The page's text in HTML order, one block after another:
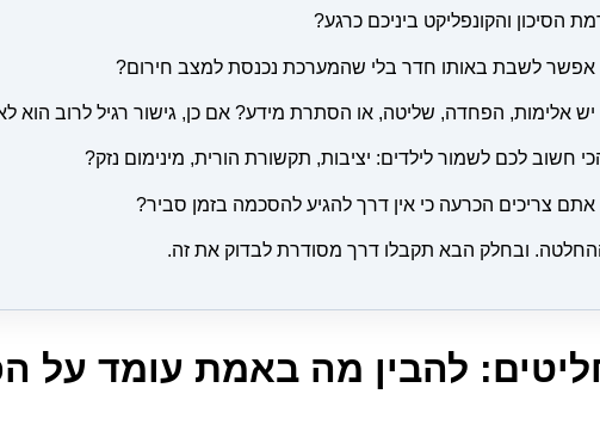
הסיכון והקונפליקט ביניכם כרגע?
לשבת באותו חדר בלי שהמערכת נכנסת למצב חירום?
אלימות, הפחדה, שליטה, או הסתרת מידע? אם כן, גישור רגיל לרוב הוא
חשוב לכם לשמור לילדים: יציבות, תקשורת הורית, מינימום נזק?
צריכים הכרעה כי אין דרך להגיע להסכמה בזמן סביר?
ובחלק הבא תקבלו דרך מסודרת לבדוק את זה.
להבין מה באמת עומד על